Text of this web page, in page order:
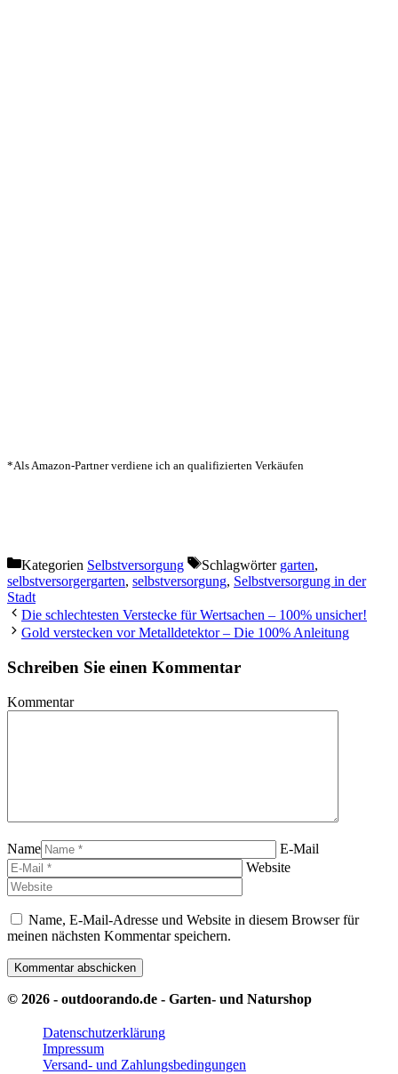
*Als Amazon-Partner verdiene ich an qualifizierten Verkäufen
Kategorien Selbstversorgung Schlagwörter garten,
selbstversorgergarten, selbstversorgung, Selbstversorgung in der
Stadt
Die schlechtesten Verstecke für Wertsachen – 100% unsicher!
Gold verstecken vor Metalldetektor – Die 100% Anleitung
Schreiben Sie einen Kommentar
Kommentar
Name
E-Mail
Website
Name, E-Mail-Adresse und Website in diesem Browser für
meinen nächsten Kommentar speichern.
© 2026 - outdoorando.de - Garten- und Naturshop
Datenschutzerklärung
Impressum
Versand- und Zahlungsbedingungen